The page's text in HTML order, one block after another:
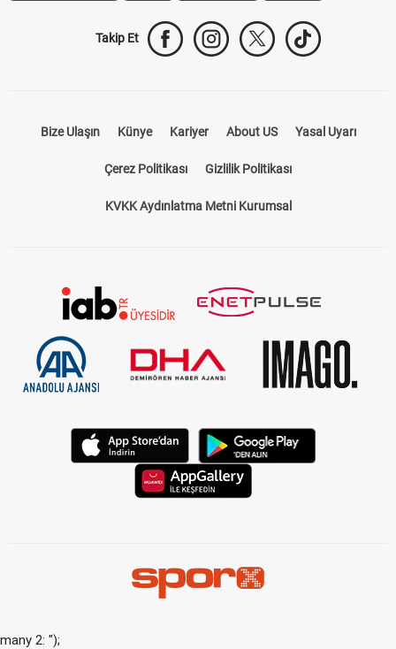
Takip Et
Bize Ulaşın Künye Kariyer About US Yasal Uyarı
Çerez Politikası Gizlilik Politikası
KVKK Aydınlatma Metni Kurumsal
many 2: ");